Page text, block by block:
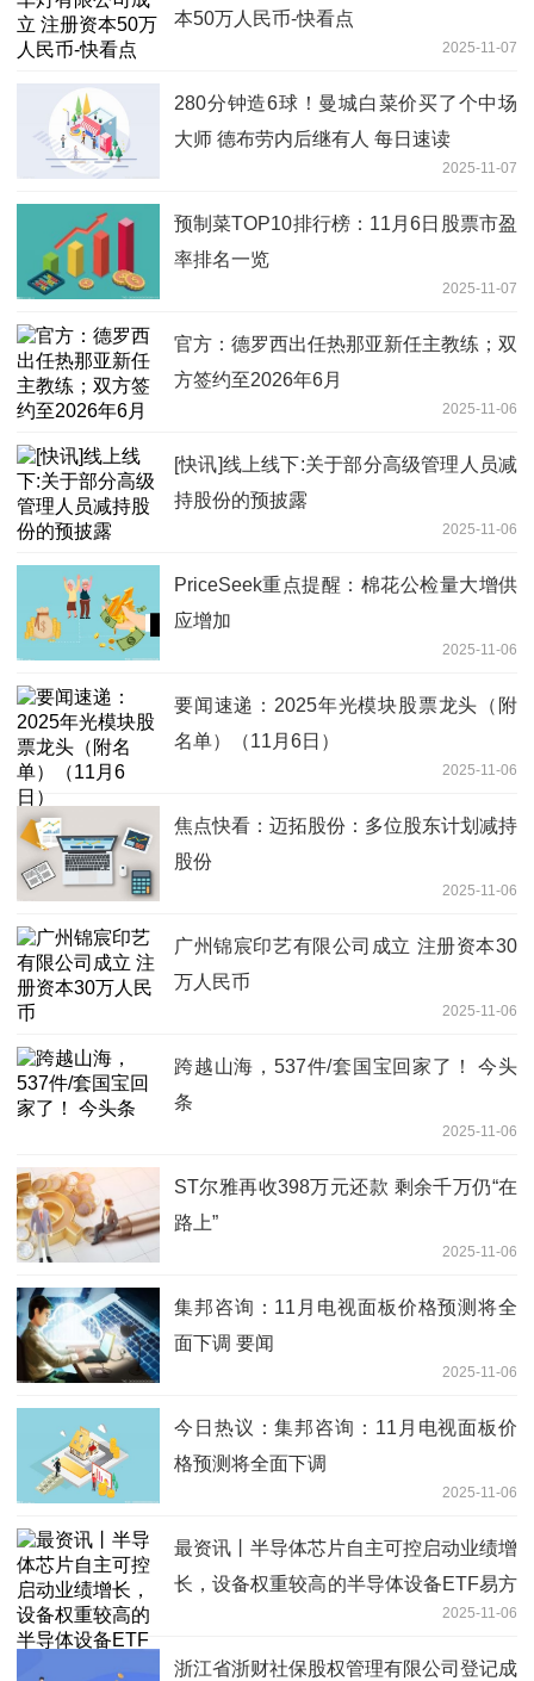
本50万人民币-快看点
2025-11-07
280分钟造6球！曼城白菜价买了个中场
大师 德布劳内后继有人 每日速读
2025-11-07
预制菜TOP10排行榜：11月6日股票市盈
率排名一览
2025-11-07
官方：德罗西出任热那亚新任主教练；双
方签约至2026年6月
2025-11-06
[快讯]线上线下:关于部分高级管理人员减
持股份的预披露
2025-11-06
PriceSeek重点提醒：棉花公检量大增供
应增加
2025-11-06
要闻速递：2025年光模块股票龙头（附
名单）（11月6日）
2025-11-06
焦点快看：迈拓股份：多位股东计划减持
股份
2025-11-06
广州锦宸印艺有限公司成立 注册资本30
万人民币
2025-11-06
跨越山海，537件/套国宝回家了！ 今头
条
2025-11-06
ST尔雅再收398万元还款 剩余千万仍“在
路上”
2025-11-06
集邦咨询：11月电视面板价格预测将全
面下调 要闻
2025-11-06
今日热议：集邦咨询：11月电视面板价
格预测将全面下调
2025-11-06
最资讯丨半导体芯片自主可控启动业绩增
长，设备权重较高的半导体设备ETF易方
2025-11-06
浙江省浙财社保股权管理有限公司登记成